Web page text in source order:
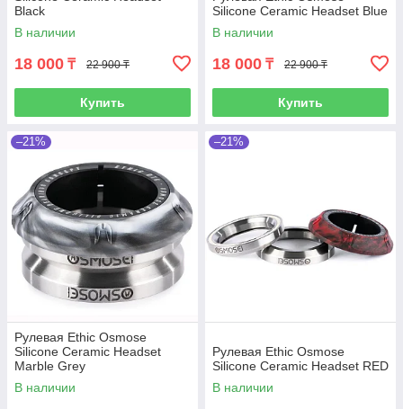
Black
В наличии
18 000 ₸ 22 900 ₸
Купить
Silicone Ceramic Headset Blue
В наличии
18 000 ₸ 22 900 ₸
Купить
–21%
Рулевая Ethic Osmose
Silicone Ceramic Headset
Marble Grey
В наличии
–21%
Рулевая Ethic Osmose
Silicone Ceramic Headset RED
В наличии